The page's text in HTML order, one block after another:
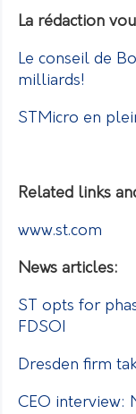
La rédaction
Le conseil de
milliards!
STMicro en
Related links
www.st.com
News articles:
ST opts for
FDSOI
Dresden firm
CEO interview: